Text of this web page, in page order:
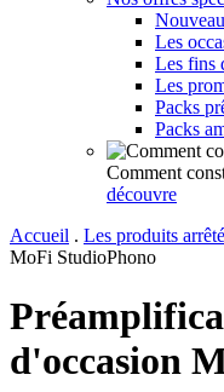
Les
Les fins
Les
Packs
Packs
Comment
découvre
Accueil . Les produits
MoFi StudioPhono
d'occasion